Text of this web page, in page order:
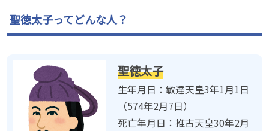
聖徳太子ってどんな人？
聖徳太子
生年月日：敏達天皇3年1月1日
（574年2月7日）
死亡年月日：推古天皇30年2月